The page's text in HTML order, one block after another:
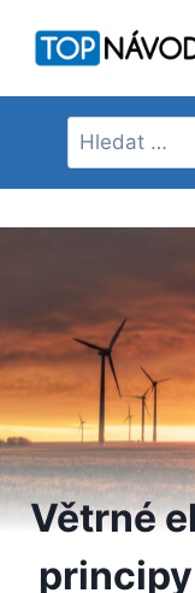
Vyhledávání
Větrné